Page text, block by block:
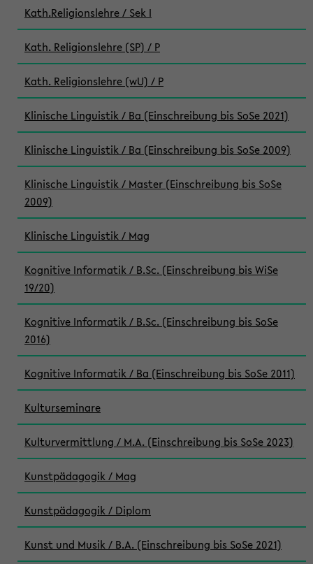
Kath.Religionslehre / Sek I
Kath. Religionslehre (SP) / P
Kath. Religionslehre (wU) / P
Klinische Linguistik / Ba (Einschreibung bis SoSe 2021)
Klinische Linguistik / Ba (Einschreibung bis SoSe 2009)
Klinische Linguistik / Master (Einschreibung bis SoSe
2009)
Klinische Linguistik / Mag
Kognitive Informatik / B.Sc. (Einschreibung bis WiSe
19/20)
Kognitive Informatik / B.Sc. (Einschreibung bis SoSe
2016)
Kognitive Informatik / Ba (Einschreibung bis SoSe 2011)
Kulturseminare
Kulturvermittlung / M.A. (Einschreibung bis SoSe 2023)
Kunstpädagogik / Mag
Kunstpädagogik / Diplom
Kunst und Musik / B.A. (Einschreibung bis SoSe 2021)